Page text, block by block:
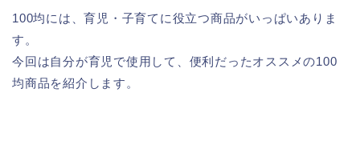
100均には、育児・子育てに役立つ商品がいっぱいありま
す。
今回は自分が育児で使用して、便利だったオススメの100
均商品を紹介します。